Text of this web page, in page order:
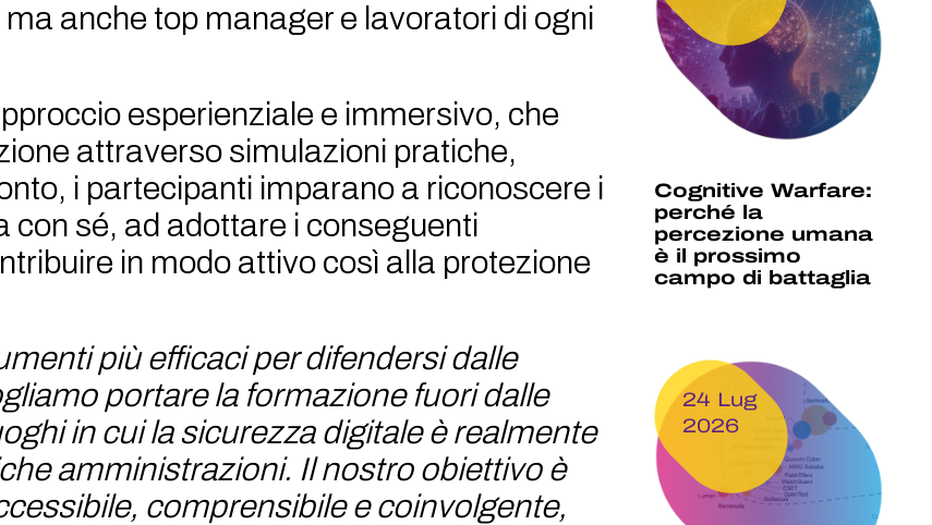
anche top manager e lavoratori di ogni
esperienziale e immersivo, che
attraverso simulazioni pratiche,
i partecipanti imparano a riconoscere i
con sé, ad adottare i conseguenti
in modo attivo così alla protezione
più efficaci per difendersi dalle
portare la formazione fuori dalle
in cui la sicurezza digitale è realmente
amministrazioni. Il nostro obiettivo è
comprensibile e coinvolgente,
Cognitive Warfare:
perché la
percezione umana
è il prossimo
campo di battaglia
24 Lug
2026